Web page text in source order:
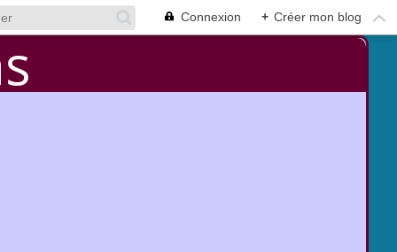
Connexion + Créer mon blog